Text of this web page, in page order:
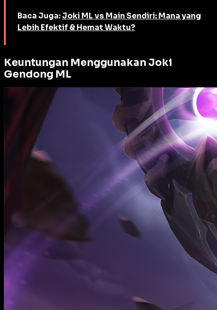
Baca Juga: Joki ML vs Main Sendiri: Mana yang
Lebih Efektif & Hemat Waktu?
Keuntungan Menggunakan Joki
Gendong ML